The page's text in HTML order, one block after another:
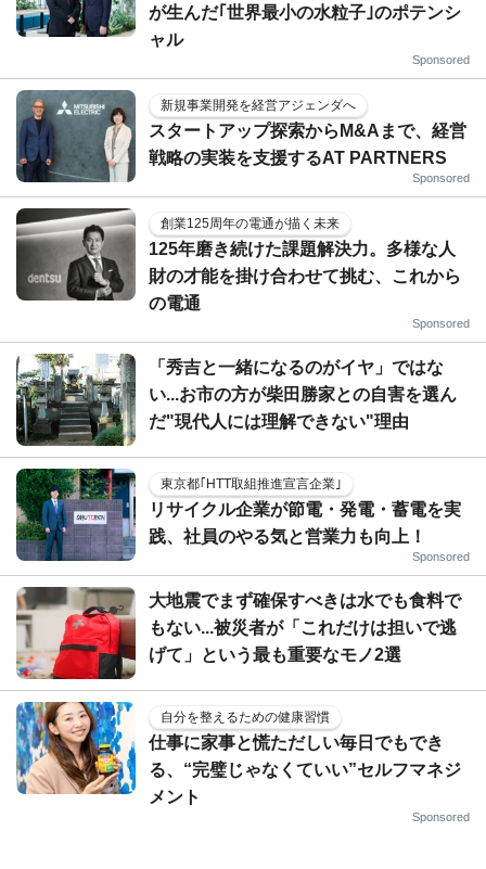
が生んだ｢世界最小の水粒子｣のポテンシ
ャル
Sponsored
新規事業開発を経営アジェンダへ
スタートアップ探索からM&Aまで、経営
戦略の実装を支援するAT PARTNERS
Sponsored
創業125周年の電通が描く未来
125年磨き続けた課題解決力。多様な人
財の才能を掛け合わせて挑む、これから
の電通
Sponsored
「秀吉と一緒になるのがイヤ」ではな
い...お市の方が柴田勝家との自害を選ん
だ"現代人には理解できない"理由
東京都｢HTT取組推進宣言企業｣
リサイクル企業が節電・発電・蓄電を実
践、社員のやる気と営業力も向上！
Sponsored
大地震でまず確保すべきは水でも食料で
もない...被災者が「これだけは担いで逃
げて」という最も重要なモノ2選
自分を整えるための健康習慣
仕事に家事と慌ただしい毎日でもでき
る、“完璧じゃなくていい”セルフマネジ
メント
Sponsored